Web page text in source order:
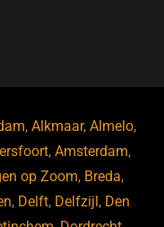
,Alkmaar,Almelo,
,Amsterdam,
op Zoom, Breda,
, Delft, Delfzijl, Den